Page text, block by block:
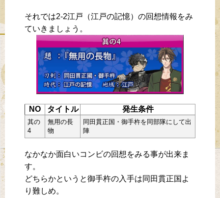
それでは2-2江戸（江戸の記憶）の回想情報をみ
ていきましょう。
NO タイトル 発生条件
其の
4
無用の長
物
同田貫正国・御手杵を同部隊にして出
陣
なかなか面白いコンビの回想をみる事が出来ま
す。
どちらかというと御手杵の入手は同田貫正国よ
り難しめ。